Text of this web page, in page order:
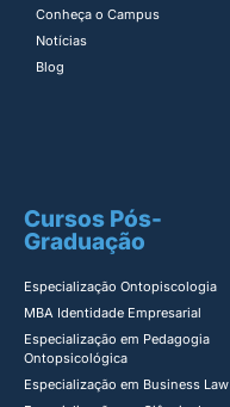
Conheça o Campus
Notícias
Blog
Cursos Pós-
Graduação
Especialização Ontopiscologia ​
MBA Identidade Empresarial​
Especialização em Pedagogia
Ontopsicológica​
Especialização em Business Law